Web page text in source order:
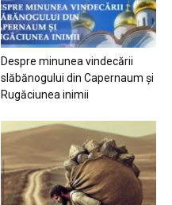
Despre minunea vindecării
slăbănogului din Capernaum și
Rugăciunea inimii